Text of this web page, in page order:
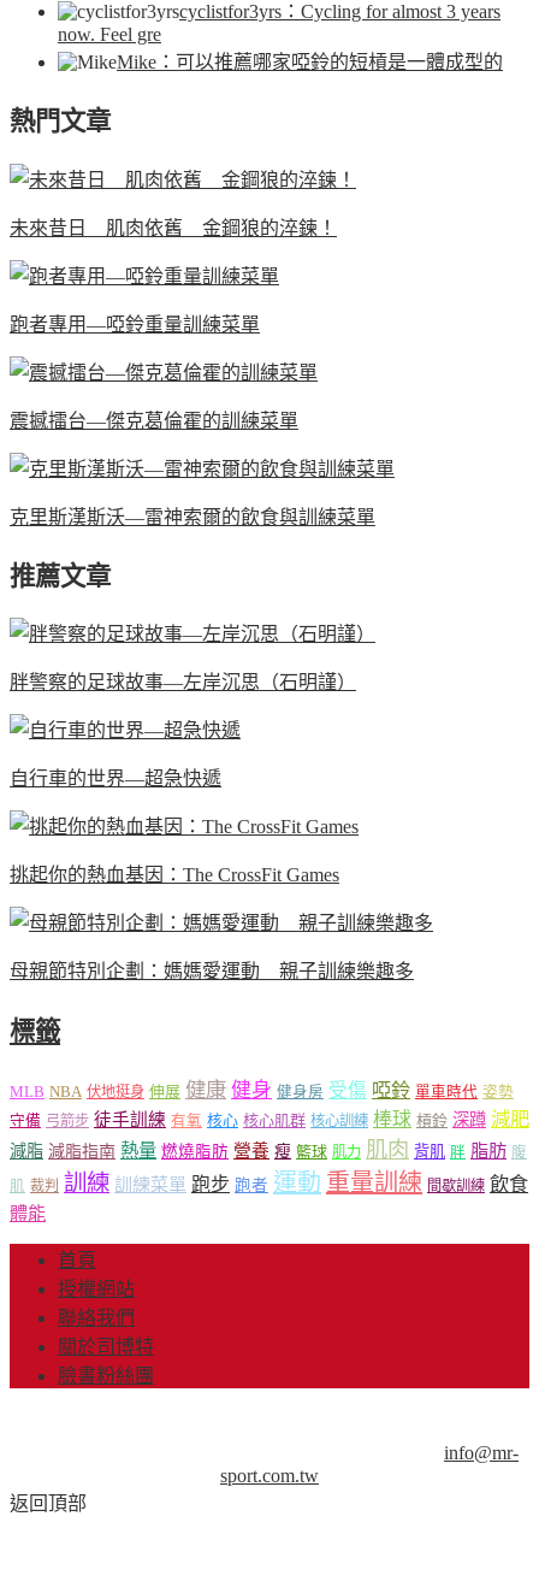
cyclistfor3yrs ：Cycling for almost 3 years
now. Feel gre
Mike ：可以推薦哪家啞鈴的短槓是一體成型的
熱門文章
未來昔日 肌肉依舊 金鋼狼的淬鍊！
跑者專用—啞鈴重量訓練菜單
震撼擂台—傑克葛倫霍的訓練菜單
克里斯漢斯沃—雷神索爾的飲食與訓練菜單
推薦文章
胖警察的足球故事—左岸沉思（石明謹）
自行車的世界—超急快遞
挑起你的熱血基因：The CrossFit Games
母親節特別企劃：媽媽愛運動 親子訓練樂趣多
標籤
MLB NBA 伏地挺身 伸展 健康 健身 健身房 受傷 啞鈴 單車時代 姿勢
守備 弓箭步 徒手訓練 有氧 核心 核心肌群 核心訓練 棒球 槓鈴 深蹲 減肥
減脂 減脂指南 熱量 燃燒脂肪 營養 瘦 籃球 肌力 肌肉 背肌 胖 脂肪 腹
肌 裁判 訓練 訓練菜單 跑步 跑者 運動 重量訓練 間歇訓練 飲食
體能
首頁
授權網站
聯絡我們
關於司博特
臉書粉絲團
info@mr-
sport.com.tw
返回頂部